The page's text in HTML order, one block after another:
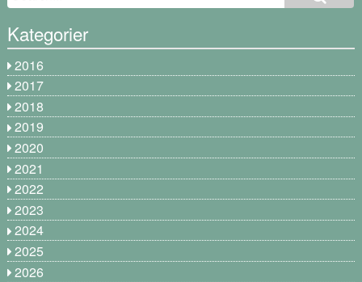
Kategorier
2016
2017
2018
2019
2020
2021
2022
2023
2024
2025
2026